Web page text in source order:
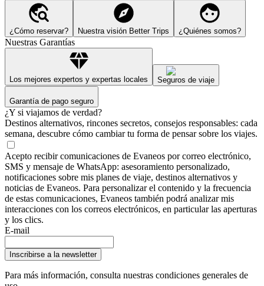
¿Cómo reservar? Nuestra visión Better Trips ¿Quiénes somos?
Nuestras Garantías
Los mejores expertos y expertas locales Seguros de viaje
Garantía de pago seguro
¿Y si viajamos de verdad?
Destinos alternativos, rincones secretos, consejos responsables: cada
semana, descubre cómo cambiar tu forma de pensar sobre los viajes.
Acepto recibir comunicaciones de Evaneos por correo electrónico,
SMS y mensaje de WhatsApp: asesoramiento personalizado,
notificaciones sobre mis planes de viaje, destinos alternativos y
noticias de Evaneos. Para personalizar el contenido y la frecuencia
de estas comunicaciones, Evaneos también podrá analizar mis
interacciones con los correos electrónicos, en particular las aperturas
y los clics.
E-mail
Inscribirse a la newsletter
Para más información, consulta nuestras condiciones generales de